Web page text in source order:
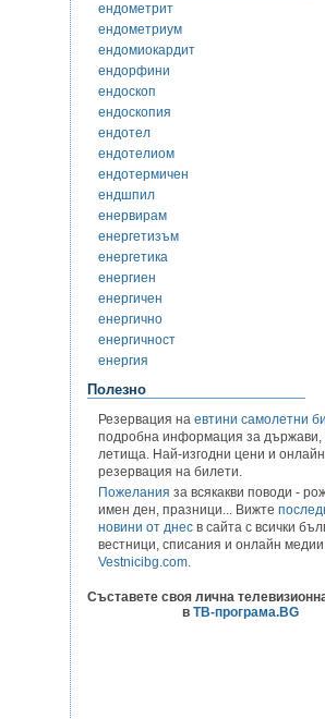
ендометрит
ендометриум
ендомиокардит
ендорфини
ендоскоп
ендоскопия
ендотел
ендотелиом
ендотермичен
ендшпил
енервирам
енергетизъм
енергетика
енергиен
енергичен
енергично
енергичност
енергия
Полезно
Резервация на евтини самолетни
подробна информация за държави,
летища. Най-изгодни цени и онлайн
резервация на билети.
Пожелания за всякакви поводи -
имен ден, празници... Вижте
новини от днес в сайта с всички
вестници, списания и онлайн
Vestnicibg.com.
Съставете своя лична
в ТВ-програма.BG